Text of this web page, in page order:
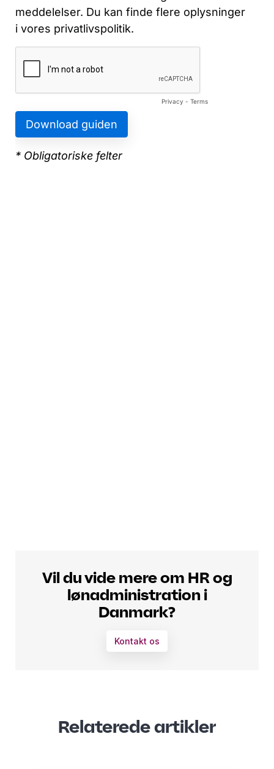
Vil du vide mere om HR og
lønadministration i
Danmark?
Kontakt os
Relaterede artikler